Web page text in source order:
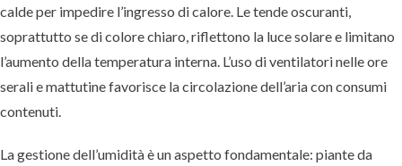
calde per impedire l’ingresso di calore. Le tende oscuranti,
soprattutto se di colore chiaro, riflettono la luce solare e limitano
l’aumento della temperatura interna. L’uso di ventilatori nelle ore
serali e mattutine favorisce la circolazione dell’aria con consumi
contenuti.
La gestione dell’umidità è un aspetto fondamentale: piante da